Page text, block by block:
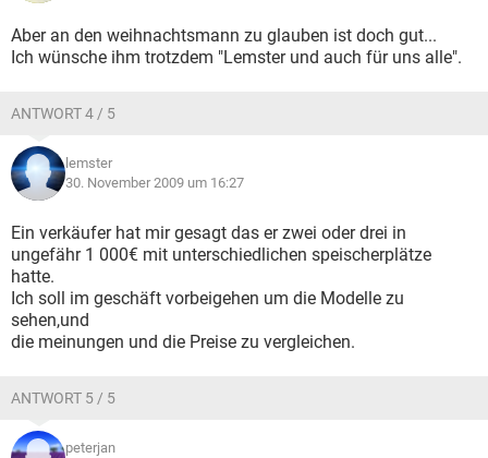
Aber an den weihnachtsmann zu glauben ist doch gut...
Ich wünsche ihm trotzdem "Lemster und auch für uns alle".
ANTWORT 4 / 5
lemster
30. November 2009 um 16:27
Ein verkäufer hat mir gesagt das er zwei oder drei in
ungefähr 1 000€ mit unterschiedlichen speischerplätze
hatte.
Ich soll im geschäft vorbeigehen um die Modelle zu
sehen,und
die meinungen und die Preise zu vergleichen.
ANTWORT 5 / 5
peterjan